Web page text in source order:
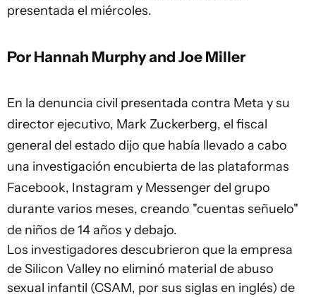
presentada el miércoles.
Por Hannah Murphy and Joe Miller
En la denuncia civil presentada contra Meta y su
director ejecutivo, Mark Zuckerberg, el fiscal
general del estado dijo que había llevado a cabo
una investigación encubierta de las plataformas
Facebook, Instagram y Messenger del grupo
durante varios meses, creando "cuentas señuelo"
de niños de 14 años y debajo.
Los investigadores descubrieron que la empresa
de Silicon Valley no eliminó material de abuso
sexual infantil (CSAM, por sus siglas en inglés) de